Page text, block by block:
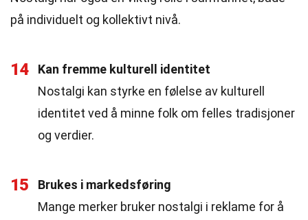
på individuelt og kollektivt nivå.
14
Kan fremme kulturell identitet
Nostalgi kan styrke en følelse av kulturell
identitet ved å minne folk om felles tradisjoner
og verdier.
15
Brukes i markedsføring
Mange merker bruker nostalgi i reklame for å